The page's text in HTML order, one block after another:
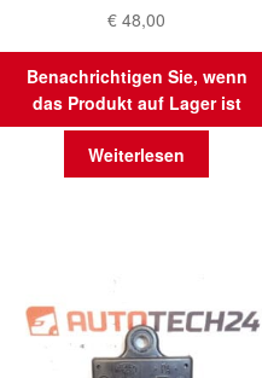
€ 48,00
Benachrichtigen Sie, wenn
das Produkt auf Lager ist
Weiterlesen